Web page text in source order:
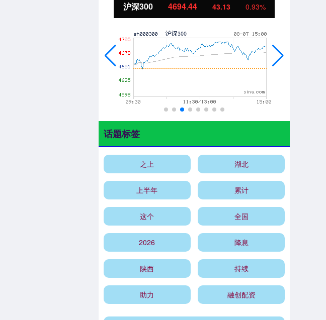
43.13 0.93% 北证50
话题标签
之上 湖北
上半年 累计
这个 全国
2026 降息
陕西 持续
助力 融创配资